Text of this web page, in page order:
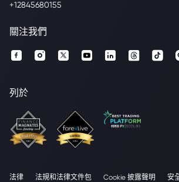
+12845680155
關注我們
列於
法律 法規和法律文件包 Cookie 披露聲明 安